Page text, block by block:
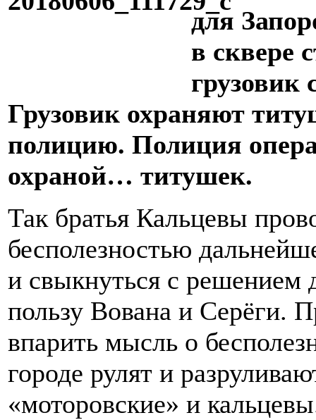
для
в сквере
грузовик
Грузовик охраняют
полицию. Полиция
охраной… титушек.
Так братья Кальцевы
бесполезностью
и свыкнуться с решением
пользу Вована и Серёги.
впарить мысль о
городе рулят и
«моторовские» и